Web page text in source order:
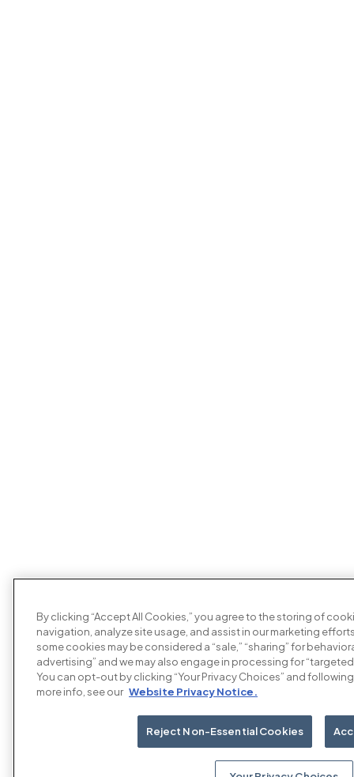
By clicking “Accept All Cookies,” you agree to the storing of
navigation, analyze site usage, and assist in our marketing
some cookies may be considered a “sale,” “sharing” for
advertising” and we may also engage in processing for
You can opt-out by clicking “Your Privacy Choices” and
more info, see our Website Privacy Notice.
Reject Non-Essential Cookies